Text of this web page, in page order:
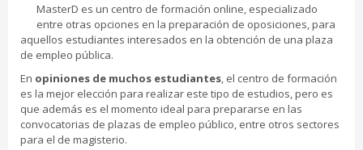
MasterD es un centro de formación online, especializado
entre otras opciones en la preparación de oposiciones, para
aquellos estudiantes interesados en la obtención de una plaza
de empleo pública.
En opiniones de muchos estudiantes, el centro de formación
es la mejor elección para realizar este tipo de estudios, pero es
que además es el momento ideal para prepararse en las
convocatorias de plazas de empleo público, entre otros sectores
para el de magisterio.